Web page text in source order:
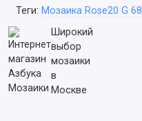
Теги: Мозаика Rose20 G 68
Широкий
выбор
мозаики
в
Москве